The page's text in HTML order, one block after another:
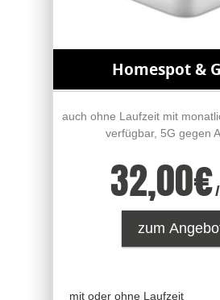
Homespot &
auch ohne Laufzeit mit
verfügbar, 5G gegen
32,00€
zum
mit oder ohne Laufzeit